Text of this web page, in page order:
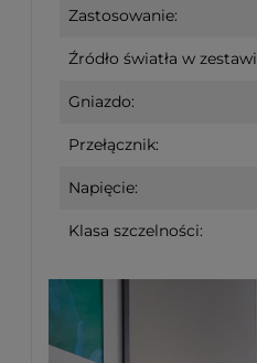
Zastosowanie:
Źródło światła w
Gniazdo:
Przełącznik:
Napięcie:
Klasa szczelności: